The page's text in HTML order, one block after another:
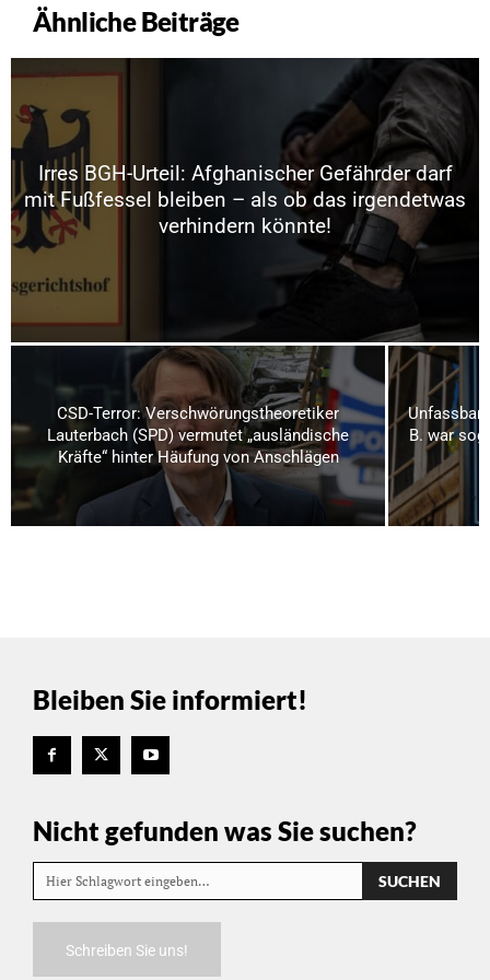
Ähnliche Beiträge
Irres BGH-Urteil: Afghanischer Gefährder darf
mit Fußfessel bleiben – als ob das irgendetwas
verhindern könnte!
CSD-Terror: Verschwörungstheoretiker
Lauterbach (SPD) vermutet „ausländische
Kräfte“ hinter Häufung von Anschlägen
B. war
Bleiben Sie informiert!
Nicht gefunden was Sie suchen?
Hier Schlagwort eingeben… SUCHEN
Schreiben Sie uns!